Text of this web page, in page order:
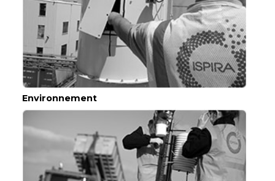
Environnement